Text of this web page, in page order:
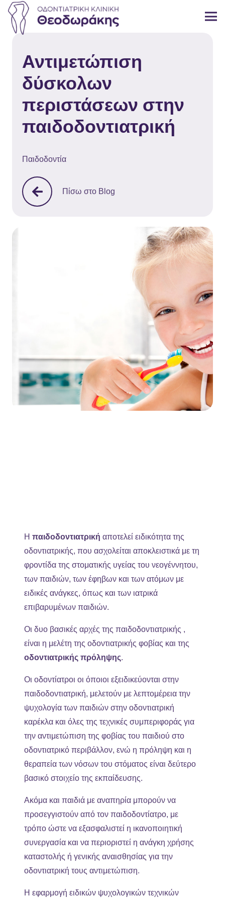
Αντιμετώπιση
δύσκολων
περιστάσεων στην
παιδοδοντιατρική
Παιδοδοντία
Πίσω στο Blog
Η παιδοδοντιατρική αποτελεί ειδικότητα της
οδοντιατρικής, που ασχολείται αποκλειστικά με τη
φροντίδα της στοματικής υγείας του νεογέννητου,
των παιδιών, των έφηβων και των ατόμων με
ειδικές ανάγκες, όπως και των ιατρικά
επιβαρυμένων παιδιών.
Οι δυο βασικές αρχές της παιδοδοντιατρικής ,
είναι η μελέτη της οδοντιατρικής φοβίας και της
οδοντιατρικής πρόληψης.
Οι οδοντίατροι οι όποιοι εξειδικεύονται στην
παιδοδοντιατρική, μελετούν με λεπτομέρεια την
ψυχολογία των παιδιών στην οδοντιατρική
καρέκλα και όλες της τεχνικές συμπεριφοράς για
την αντιμετώπιση της φοβίας του παιδιού στο
οδοντιατρικό περιβάλλον, ενώ η πρόληψη και η
θεραπεία των νόσων του στόματος είναι δεύτερο
βασικό στοιχείο της εκπαίδευσης.
Ακόμα και παιδιά με αναπηρία μπορούν να
προσεγγιστούν από τον παιδοδοντίατρο, με
τρόπο ώστε να εξασφαλιστεί η ικανοποιητική
συνεργασία και να περιοριστεί η ανάγκη χρήσης
καταστολής ή γενικής αναισθησίας για την
οδοντιατρική τους αντιμετώπιση.
Η εφαρμογή ειδικών ψυχολογικών τεχνικών